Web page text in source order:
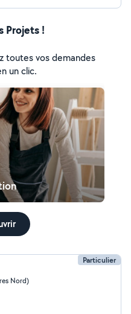
Projets !
toutes vos demandes
un clic.
Particulier
Nord)